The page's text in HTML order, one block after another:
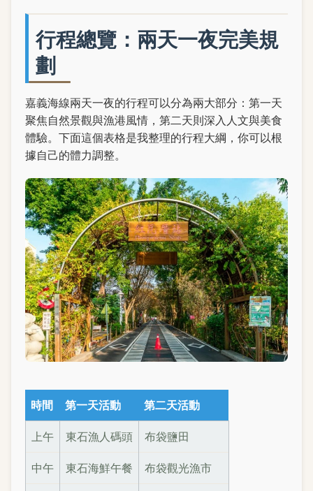
行程總覽：兩天一夜完美規
劃
嘉義海線兩天一夜的行程可以分為兩大部分：第一天
聚焦自然景觀與漁港風情，第二天則深入人文與美食
體驗。下面這個表格是我整理的行程大綱，你可以根
據自己的體力調整。
時間 第一天活動 第二天活動
上午 東石漁人碼頭 布袋鹽田
中午 東石海鮮午餐 布袋觀光漁市